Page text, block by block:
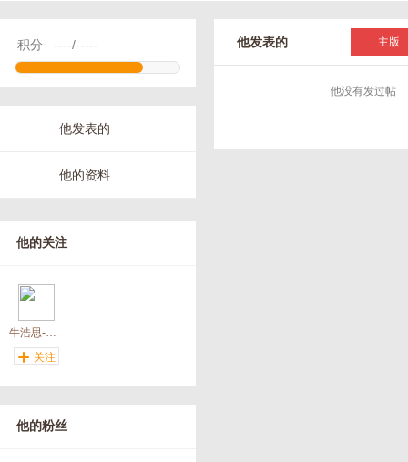
积分 ----/-----
他发表的
他的资料
他的关注
牛浩思-安居先锋
关注
他的粉丝
他发表的 主版
他没有发过帖